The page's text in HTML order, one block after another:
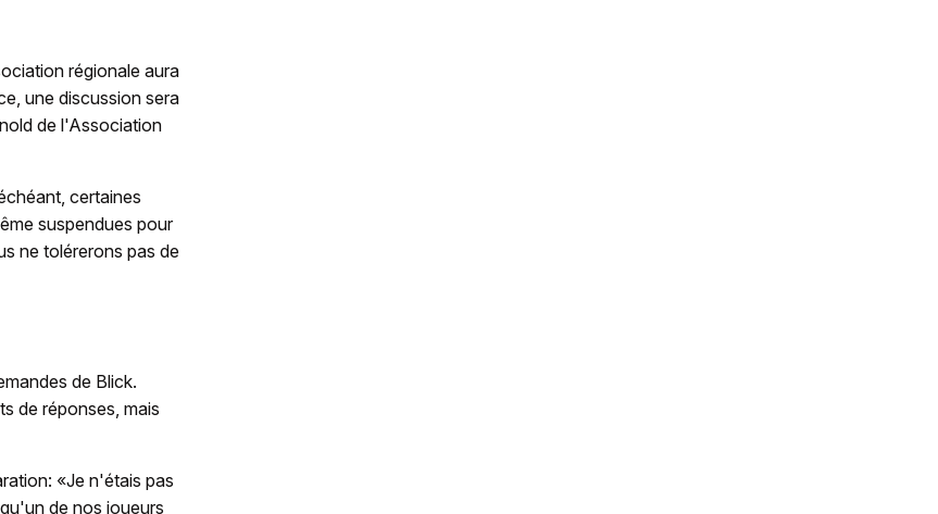
régionale aura
une discussion sera
de l'Association
certaines
suspendues pour
ne tolérerons pas de
de Blick.
de réponses, mais
«Je n'étais pas
de nos joueurs